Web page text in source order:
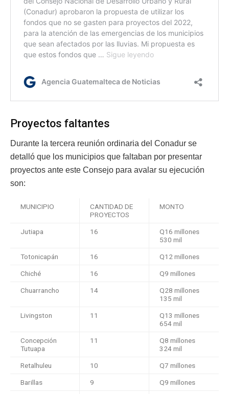
Proyectos faltantes
Durante la tercera reunión ordinaria del Conadur se
detalló que los municipios que faltaban por presentar
proyectos ante este Consejo para avalar su ejecución
son:
MUNICIPIO
CANTIDAD DE
PROYECTOS
MONTO
Jutiapa 16
Q16 millones
530 mil
Totonicapán 16 Q12 millones
Chiché 16 Q9 millones
Chuarrancho 14
Q28 millones
135 mil
Livingston 11
Q13 millones
654 mil
Concepción
Tutuapa
11
Q8 millones
324 mil
Retalhuleu 10 Q7 millones
Barillas 9 Q9 millones